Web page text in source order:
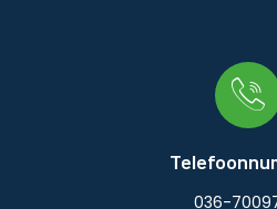
036-